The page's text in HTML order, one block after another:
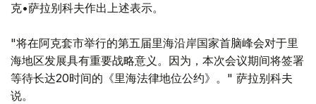
克•萨拉别科夫作出上述表示。
"将在阿克套市举行的第五届里海沿岸国家首脑峰会对于里
海地区发展具有重要战略意义。因为，本次会议期间将签署
等待长达20时间的《里海法律地位公约》。" 萨拉别科夫
说。